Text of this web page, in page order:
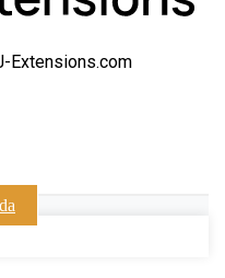
Extensions.com